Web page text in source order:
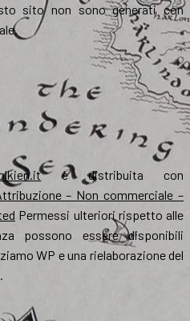
sito non sono generati con
è distribuita con
– Non commerciale –
Permessi ulteriori rispetto alle
possono essere disponibili
WP e una rielaborazione del